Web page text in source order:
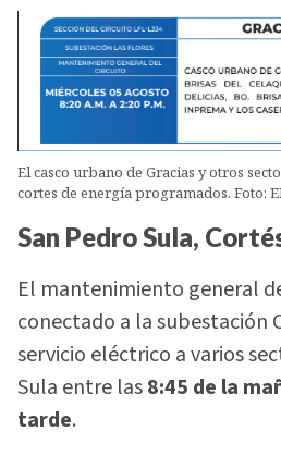
El casco urbano de Gracias y otros
cortes de energía programados. Foto:
San Pedro Sula,
El mantenimiento general
conectado a la subestación
servicio eléctrico a varios
Sula entre las8:45 de la
tarde.